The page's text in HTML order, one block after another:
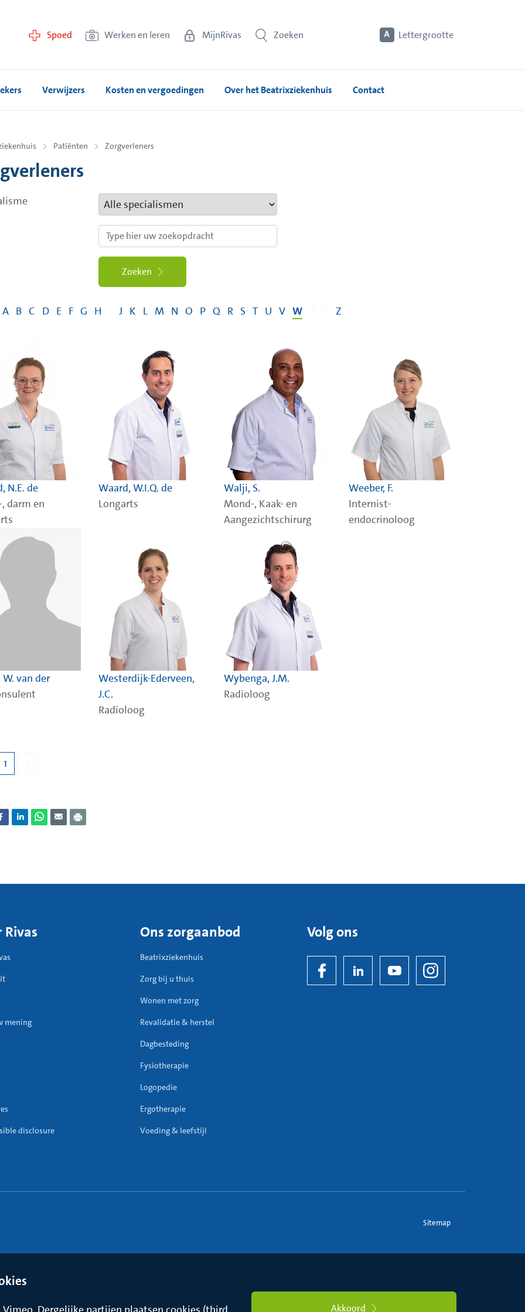
Spoed Werken en leren MijnRivas Zoeken Lettergrootte
Verwijzers Kosten en vergoedingen Over het Beatrixziekenhuis Contact
Patiënten Zorgverleners
Zoeken
A B C D E F G H J K L M N O P Q R S T U V W Z
N.E. de
darm en
Waard, W.I.Q. de
Longarts
Walji, S.
Mond-, Kaak- en
Aangezichtschirurg
Weeber, F.
Internist-
endocrinoloog
van der
Westerdijk-Ederveen,
J.C.
Radioloog
Wybenga, J.M.
Radioloog
1
Rivas
mening
disclosure
Ons zorgaanbod
Beatrixziekenhuis
Zorg bij u thuis
Wonen met zorg
Revalidatie & herstel
Dagbesteding
Fysiotherapie
Logopedie
Ergotherapie
Voeding & leefstijl
Volg ons
Sitemap
Akkoord